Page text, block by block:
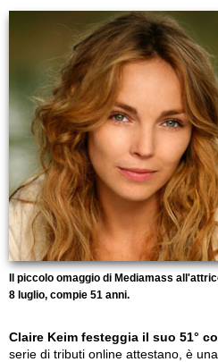
Il piccolo omaggio di Mediamass
8 luglio, compie 51 anni.
Claire Keim festeggia il suo 51°
serie di tributi online attestano, è